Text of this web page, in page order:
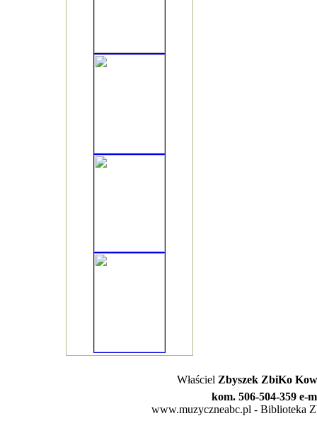
Właściel Zbyszek ZbiKo
kom. 506-504-359 e-
www.muzyczneabc.pl - Biblioteka